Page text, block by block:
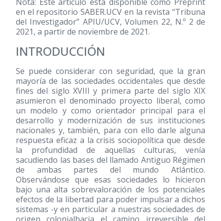
en el repositorio SABER.UCV en la revista “Tribuna
del Investigador” APIU/UCV, Volumen 22, N.º 2 de
2021, a partir de noviembre de 2021.
INTRODUCCIÓN
Se puede considerar con seguridad, que la gran
mayoría de las sociedades occidentales que desde
fines del siglo XVIII y primera parte del siglo XIX
asumieron el denominado proyecto liberal, como
un modelo y como orientador principal para el
desarrollo y modernización de sus instituciones
nacionales y, también, para con ello darle alguna
respuesta eficaz a la crisis sociopolítica que desde
la profundidad de aquellas culturas, venía
sacudiendo las bases del llamado Antiguo Régimen
de ambas partes del mundo Atlántico.
Observándose que esas sociedades lo hicieron
bajo una alta sobrevaloración de los potenciales
efectos de la libertad para poder impulsar a dichos
sistemas -y en particular a nuestras sociedades de